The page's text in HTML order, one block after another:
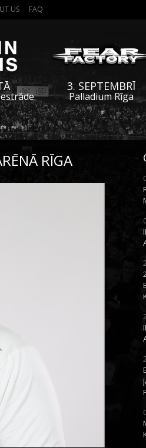
US FAQ
3. SEPTEMBRĪ
Palladium Rīga
RĪGA